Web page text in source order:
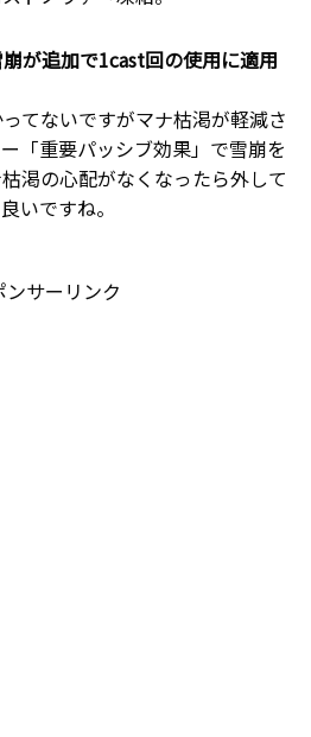
が追加で1cast回の使用に適用
てないですがマナ枯渇が軽減さ
「重要パッシブ効果」で雪崩を
渇の心配がなくなったら外して
いですね。
ンサーリンク